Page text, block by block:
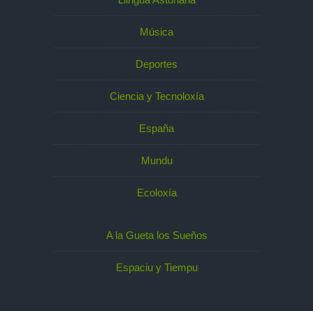
Música
Deportes
Ciencia y Tecnoloxía
España
Mundu
Ecoloxía
A la Gueta los Sueños
Espaciu y Tiempu